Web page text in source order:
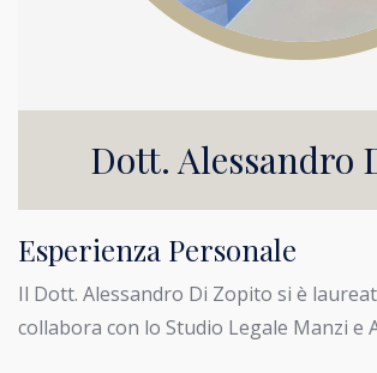
Dott. Alessandro
Esperienza Personale
Il Dott. Alessandro Di Zopito si è
collabora con lo Studio Legale Manzi e